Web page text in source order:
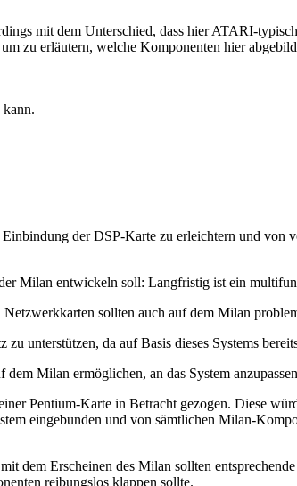
mit dem Unterschied, dass hier ATARI-
zu erläutern, welche Komponenten hier
kann.
der DSP-Karte zu erleichtern und von
Milan entwickeln soll: Langfristig ist ein
sollten auch auf dem Milan
unterstützen, da auf Basis dieses Systems
Milan ermöglichen, an das System
Pentium-Karte in Betracht gezogen. Diese
eingebunden und von sämtlichen Milan-
Erscheinen des Milan sollten
reibungslos klappen sollte.